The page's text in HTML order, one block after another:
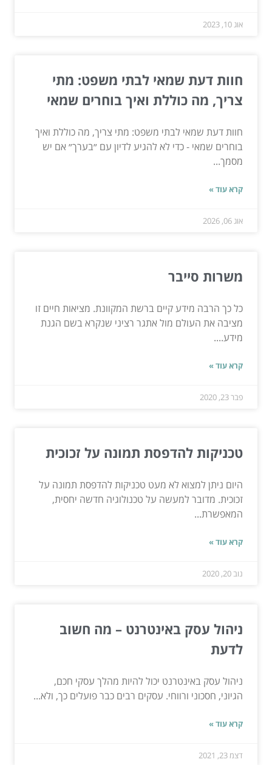
אוג 10, 2023
חוות דעת שמאי לבתי משפט: מתי
צריך, מה כוללת ואיך בוחרים שמאי
חוות דעת שמאי לבתי משפט: מתי צריך, מה כוללת ואיך
בוחרים שמאי - כדי לא להגיע לדיון עם ״בערך״ אם יש
מסמך...
קרא עוד »
אוג 06, 2026
משרות סייבר
כל כך הרבה מידע קיים ברשת המקוונת. מציאות חיים זו
מציבה את העולם מול אתגר רציני שנקרא בשם הגנת
מידע....
קרא עוד »
פבר 23, 2020
טכניקות להדפסת תמונה על זכוכית
היום ניתן למצוא לא מעט טכניקות להדפסת תמונה על
זכוכית. מדובר למעשה על טכנולוגיה חדשה יחסית,
המאפשרת...
קרא עוד »
נוב 20, 2020
ניהול עסק באינטרנט – מה חשוב
לדעת
ניהול עסק באינטרנט יכול להיות מהלך עסקי חכם,
הגיוני, חסכוני ורווחי. עסקים רבים כבר פועלים כך, ולא...
קרא עוד »
דצמ 23, 2021